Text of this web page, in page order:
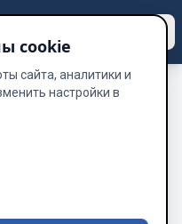
cookie
сайта, аналитики и
настройки в